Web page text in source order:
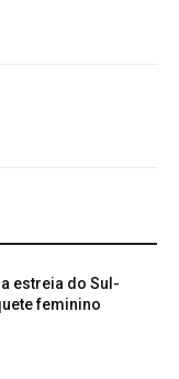
estreia do Sul-
feminino